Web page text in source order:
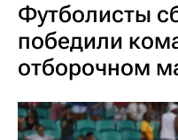
Футболисты
победили
отборочном